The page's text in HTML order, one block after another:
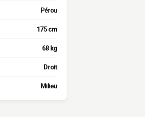
Pérou
175 cm
68 kg
Droit
Milieu